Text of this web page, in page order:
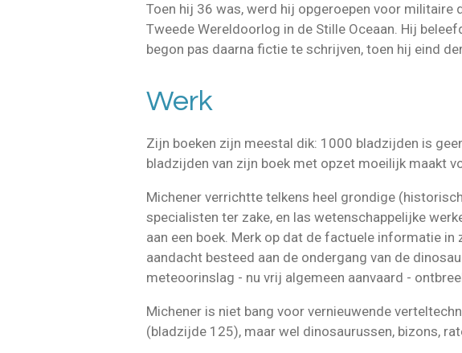
Toen hij 36 was, werd hij opgeroepen voor
Tweede Wereldoorlog in de Stille Oceaan. Hij
begon pas daarna fictie te schrijven, toen hij eind
Werk
Zijn boeken zijn meestal dik: 1000 bladzijden is
bladzijden van zijn boek met opzet moeilijk maakt
Michener verrichtte telkens heel grondige
specialisten ter zake, en las wetenschappelijke
aan een boek. Merk op dat de factuele informatie
aandacht besteed aan de ondergang van de
meteoorinslag - nu vrij algemeen aanvaard -
Michener is niet bang voor vernieuwende
(bladzijde 125), maar wel dinosaurussen, bizons,